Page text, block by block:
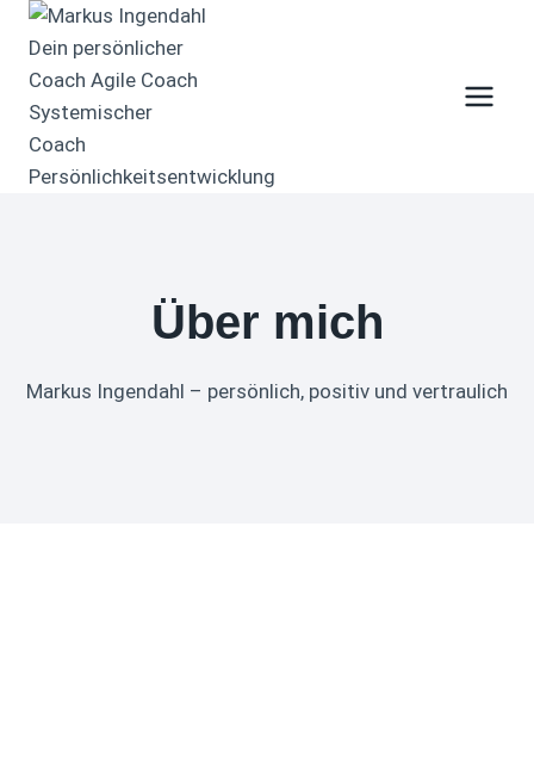
Zum
Inhalt
springen
Über mich
Markus Ingendahl – persönlich, positiv und vertraulich